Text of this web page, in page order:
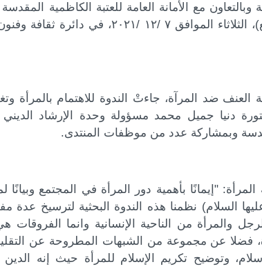
مع الأمانة العامة للعتبة الكاظمية
عنوان (مكانة المرأة في المجتمع)، الثلاثاء الموافق ٧ /
١٦ يوم لمناهضة العنف ضد المرآة، جاءتْ الندوة للاهتمام بالمرأة
دنيا جميل محمد مسؤولة وحدة الإرشاد الديني
وبمشاركة عدد من موظفات المنتدى.
"إيمانًا بأهمية دور المرأة في المجتمع وبيانًا
السلام) نظمنا هذه الندوة البحثية لترسيخ عدة
والمرأة من الناحية الإنسانية وانما
فضلا عن مجموعة من الشبهات المطروحة عن
وتوضيح تكريم الإسلام للمرأة حيث إنه